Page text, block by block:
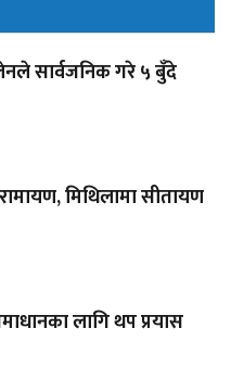
सार्वजनिक गरे ५ बुँदे
मिथिलामा सीतायण
लागि थप प्रयास